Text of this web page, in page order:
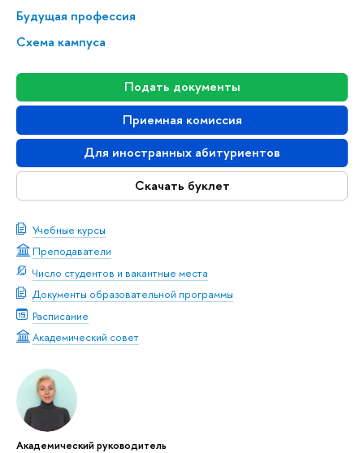
Будущая профессия
Схема кампуса
Подать документы
Приемная комиссия
Для иностранных абитуриентов
Скачать буклет
Учебные курсы
Преподаватели
Число студентов и вакантные места
Документы образовательной программы
Расписание
Академический совет
Академический руководитель